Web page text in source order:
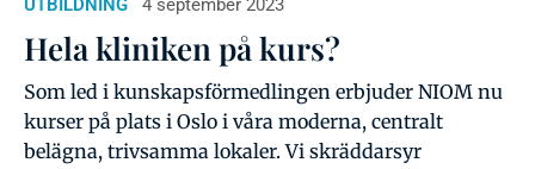
UTBILDNING 4 september 2023
Hela kliniken på kurs?
Som led i kunskapsförmedlingen erbjuder NIOM nu
kurser på plats i Oslo i våra moderna, centralt
belägna, trivsamma lokaler. Vi skräddarsyr